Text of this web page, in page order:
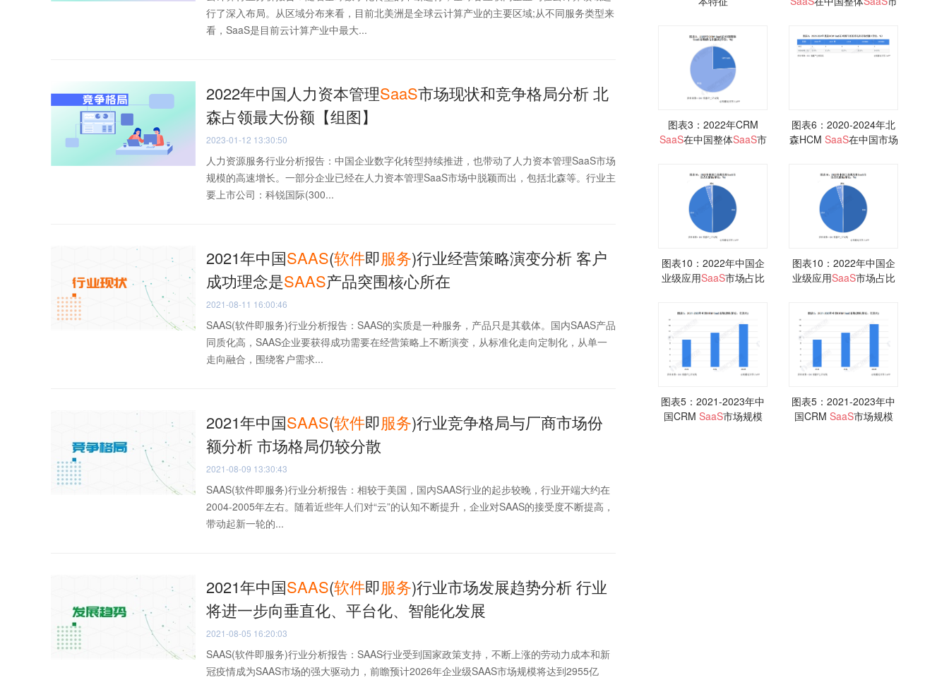
行了深入布局。从区域分布来看，目前北美洲是全球云计算产业的主要区域;从不同服务类型来
看，SaaS是目前云计算产业中最大...
2022年中国人力资本管理SaaS市场现状和竞争格局分析 北
森占领最大份额【组图】
2023-01-12 13:30:50
人力资源服务行业分析报告：中国企业数字化转型持续推进，也带动了人力资本管理SaaS市场
规模的高速增长。一部分企业已经在人力资本管理SaaS市场中脱颖而出，包括北森等。行业主
要上市公司：科锐国际(300...
2021年中国SAAS(软件即服务)行业经营策略演变分析 客户
成功理念是SAAS产品突围核心所在
2021-08-11 16:00:46
SAAS(软件即服务)行业分析报告：SAAS的实质是一种服务，产品只是其载体。国内SAAS产品
同质化高，SAAS企业要获得成功需要在经营策略上不断演变，从标准化走向定制化，从单一
走向融合，围绕客户需求...
2021年中国SAAS(软件即服务)行业竞争格局与厂商市场份
额分析 市场格局仍较分散
2021-08-09 13:30:43
SAAS(软件即服务)行业分析报告：相较于美国，国内SAAS行业的起步较晚，行业开端大约在
2004-2005年左右。随着近些年人们对“云”的认知不断提升，企业对SAAS的接受度不断提高，
带动起新一轮的...
2021年中国SAAS(软件即服务)行业市场发展趋势分析 行业
将进一步向垂直化、平台化、智能化发展
2021-08-05 16:20:03
SAAS(软件即服务)行业分析报告：SAAS行业受到国家政策支持，不断上涨的劳动力成本和新
冠疫情成为SAAS市场的强大驱动力，前瞻预计2026年企业级SAAS市场规模将达到2955亿
图表3：2022年CRM
SaaS在中国整体SaaS市
图表6：2020-2024年北
森HCM SaaS在中国市场
图表10：2022年中国企
业级应用SaaS市场占比
图表10：2022年中国企
业级应用SaaS市场占比
图表5：2021-2023年中
国CRM SaaS市场规模
图表5：2021-2023年中
国CRM SaaS市场规模